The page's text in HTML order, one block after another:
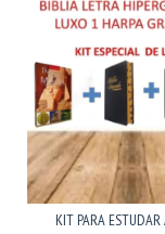
KIT PARA